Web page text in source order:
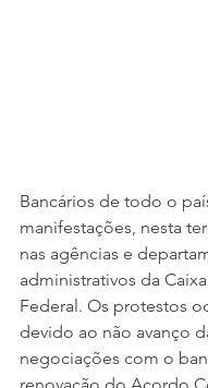
Bancários de todo o
manifestações, nesta
nas agências e
administrativos da
Federal. Os protestos
devido ao não avanço
negociações com o